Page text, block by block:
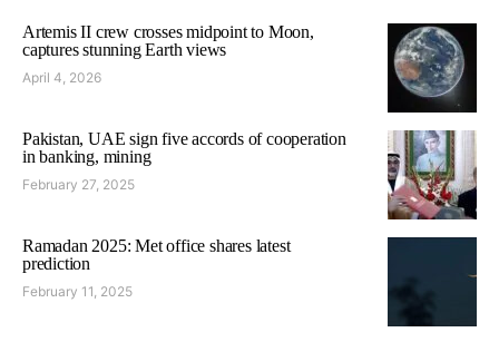
Artemis II crew crosses midpoint to Moon,
captures stunning Earth views
April 4, 2026
Pakistan, UAE sign five accords of cooperation
in banking, mining
February 27, 2025
Ramadan 2025: Met office shares latest
prediction
February 11, 2025